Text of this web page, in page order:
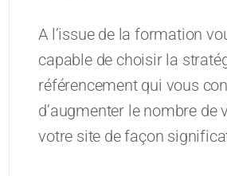
A l’issue de la formation
capable de choisir la
référencement qui vous
d’augmenter le nombre de
votre site de façon